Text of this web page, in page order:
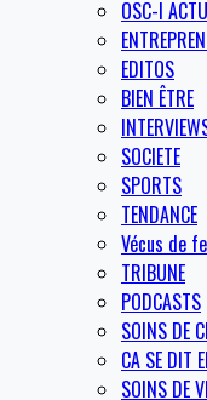
OSC-I ACTU
EDITOS
BIEN ÊTRE
SOCIETE
SPORTS
TENDANCE
Vécus de
TRIBUNE
PODCASTS
SOINS DE
CA SE DIT
SOINS DE